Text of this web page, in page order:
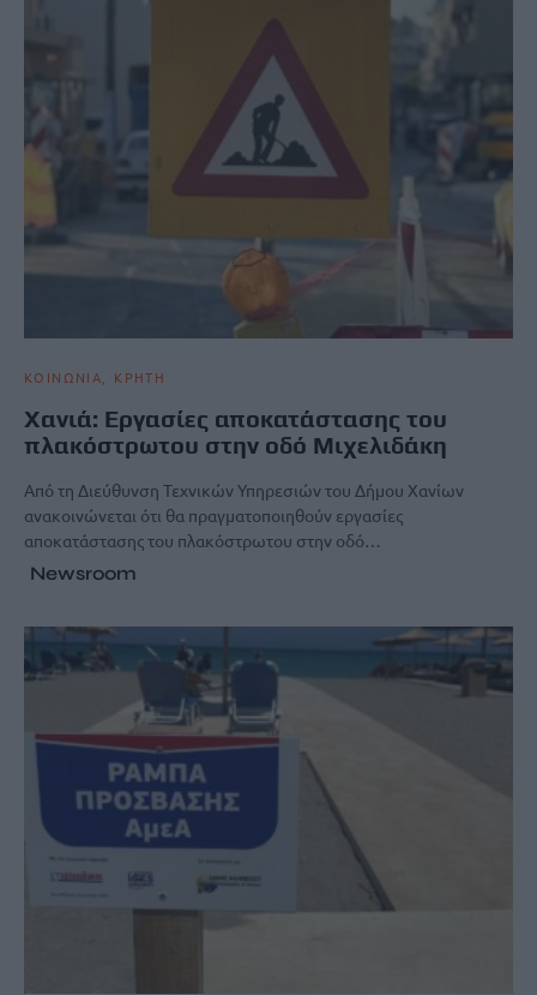
ΚΟΙΝΩΝΙΑ ΚΡΗΤΗ
Χανιά: Εργασίες αποκατάστασης του
πλακόστρωτου στην οδό Μιχελιδάκη
Από τη Διεύθυνση Τεχνικών Υπηρεσιών του Δήμου Χανίων
ανακοινώνεται ότι θα πραγματοποιηθούν εργασίες
αποκατάστασης του πλακόστρωτου στην οδό…
Newsroom